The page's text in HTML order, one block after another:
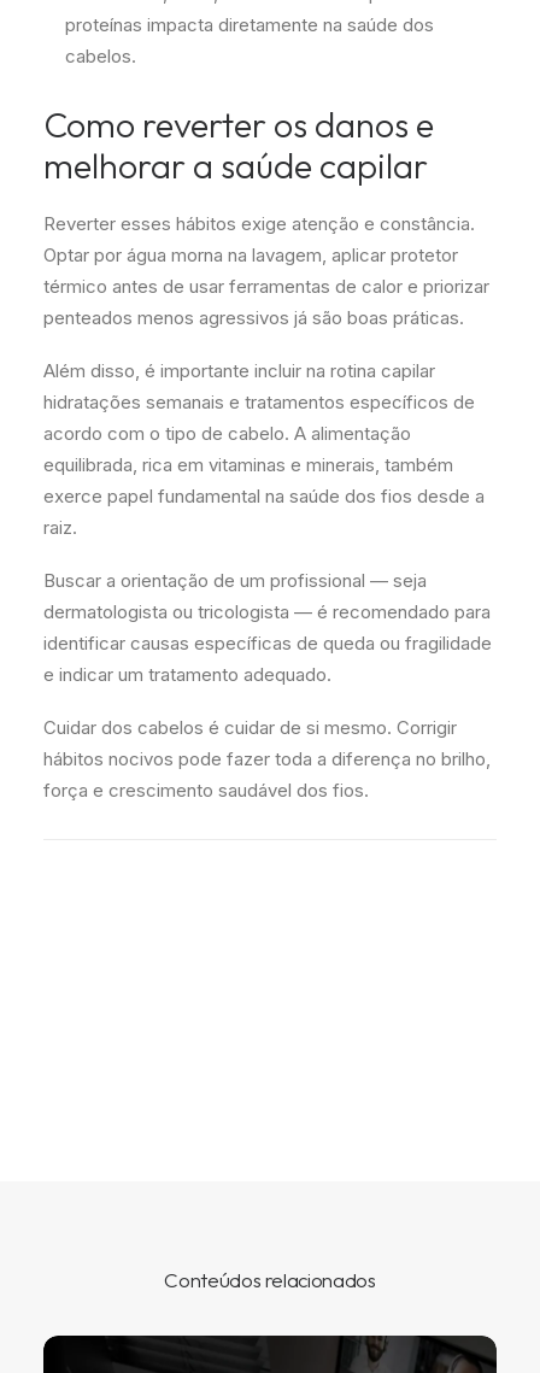
proteínas impacta diretamente na saúde dos
cabelos.
Como reverter os danos e
melhorar a saúde capilar
Reverter esses hábitos exige atenção e constância.
Optar por água morna na lavagem, aplicar protetor
térmico antes de usar ferramentas de calor e priorizar
penteados menos agressivos já são boas práticas.
Além disso, é importante incluir na rotina capilar
hidratações semanais e tratamentos específicos de
acordo com o tipo de cabelo. A alimentação
equilibrada, rica em vitaminas e minerais, também
exerce papel fundamental na saúde dos fios desde a
raiz.
Buscar a orientação de um profissional — seja
dermatologista ou tricologista — é recomendado para
identificar causas específicas de queda ou fragilidade
e indicar um tratamento adequado.
Cuidar dos cabelos é cuidar de si mesmo. Corrigir
hábitos nocivos pode fazer toda a diferença no brilho,
força e crescimento saudável dos fios.
Conteúdos relacionados